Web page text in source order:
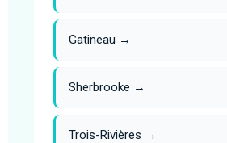
Gatineau →
Sherbrooke →
Trois-Rivières →